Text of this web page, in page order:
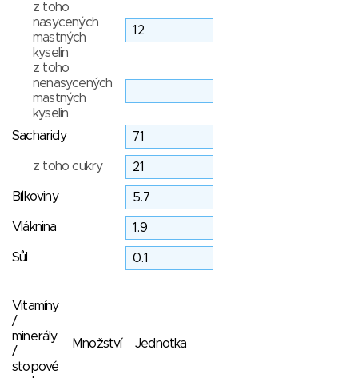
z toho
nasycených
mastných
kyselin
z toho
nenasycených
mastných
kyselin
Sacharidy
z toho cukry
Bílkoviny
Vláknina
Sůl
Vitamíny
/
minerály
/
stopové
Množství Jednotka